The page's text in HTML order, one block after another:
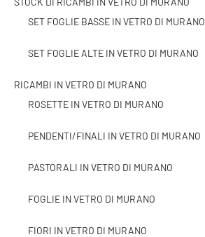
SET FOGLIE BASSE IN VETRO DI MURANO
SET FOGLIE ALTE IN VETRO DI MURANO
RICAMBI IN VETRO DI MURANO
ROSETTE IN VETRO DI MURANO
PENDENTI/FINALI IN VETRO DI MURANO
PASTORALI IN VETRO DI MURANO
FOGLIE IN VETRO DI MURANO
FIORI IN VETRO DI MURANO